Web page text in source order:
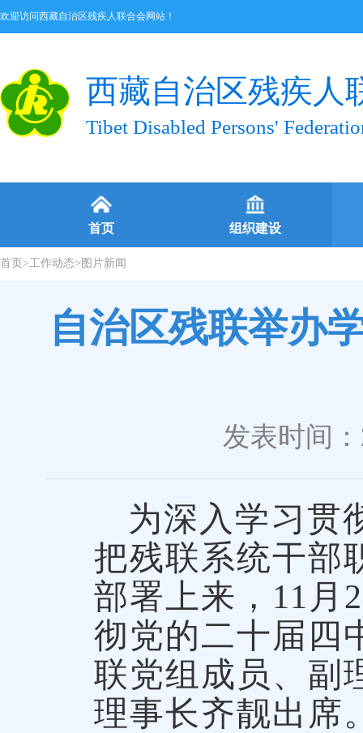
欢迎访问西藏自治区残疾人联合会网站！
西藏自治区残疾人
Tibet Disabled Persons'
首页 组织建设
首页 >工作动态> 图片新闻
自治区残联举办
发表时间
为深入学习贯
把残联系统干部
部署上来，11月
彻党的二十届四
联党组成员、副
理事长齐靓出席